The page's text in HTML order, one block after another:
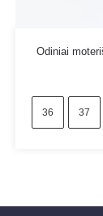
Odiniai
36 37